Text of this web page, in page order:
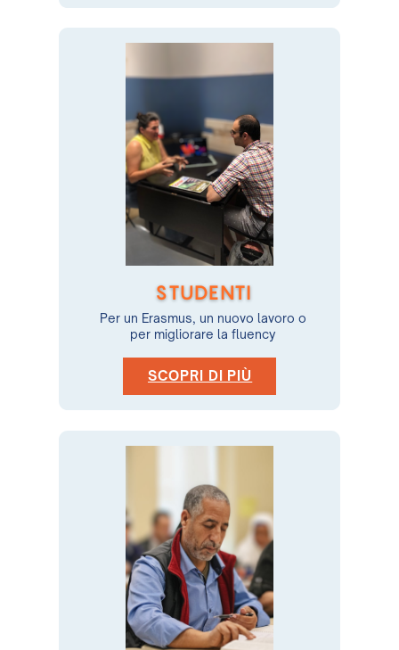
STUDENTI
Per un Erasmus, un nuovo lavoro o
per migliorare la fluency
SCOPRI DI PIÙ